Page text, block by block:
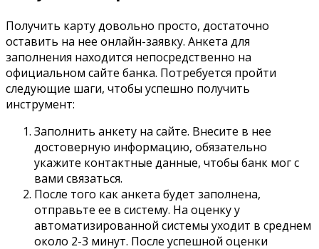
Получить карту довольно просто, достаточно
оставить на нее онлайн-заявку. Анкета для
заполнения находится непосредственно на
официальном сайте банка. Потребуется пройти
следующие шаги, чтобы успешно получить
инструмент:
Заполнить анкету на сайте. Внесите в нее
достоверную информацию, обязательно
укажите контактные данные, чтобы банк мог с
вами связаться.
После того как анкета будет заполнена,
отправьте ее в систему. На оценку у
автоматизированной системы уходит в среднем
около 2-3 минут. После успешной оценки